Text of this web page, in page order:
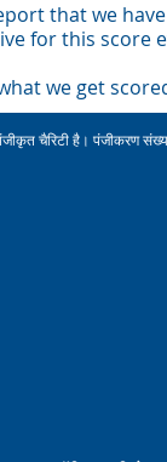
that we
for this score
we get
चैरिटी है। पंजीकरण